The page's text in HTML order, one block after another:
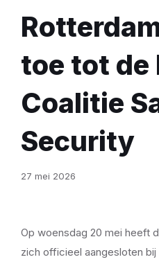
toe tot de
Coalitie
Security
27 mei 2026
Op woensdag 20 mei heeft
zich officieel aangesloten